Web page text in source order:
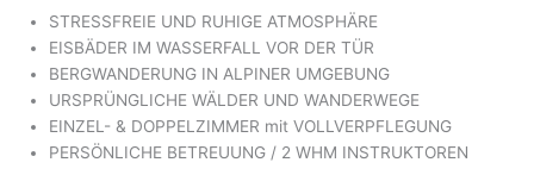
STRESSFREIE UND RUHIGE ATMOSPHÄRE
EISBÄDER IM WASSERFALL VOR DER TÜR
BERGWANDERUNG IN ALPINER UMGEBUNG
URSPRÜNGLICHE WÄLDER UND WANDERWEGE
EINZEL- & DOPPELZIMMER mit VOLLVERPFLEGUNG
PERSÖNLICHE BETREUUNG / 2 WHM INSTRUKTOREN